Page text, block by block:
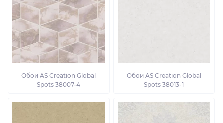
Обои AS Creation Global
Spots 38007-4
Обои AS Creation Global
Spots 38013-1